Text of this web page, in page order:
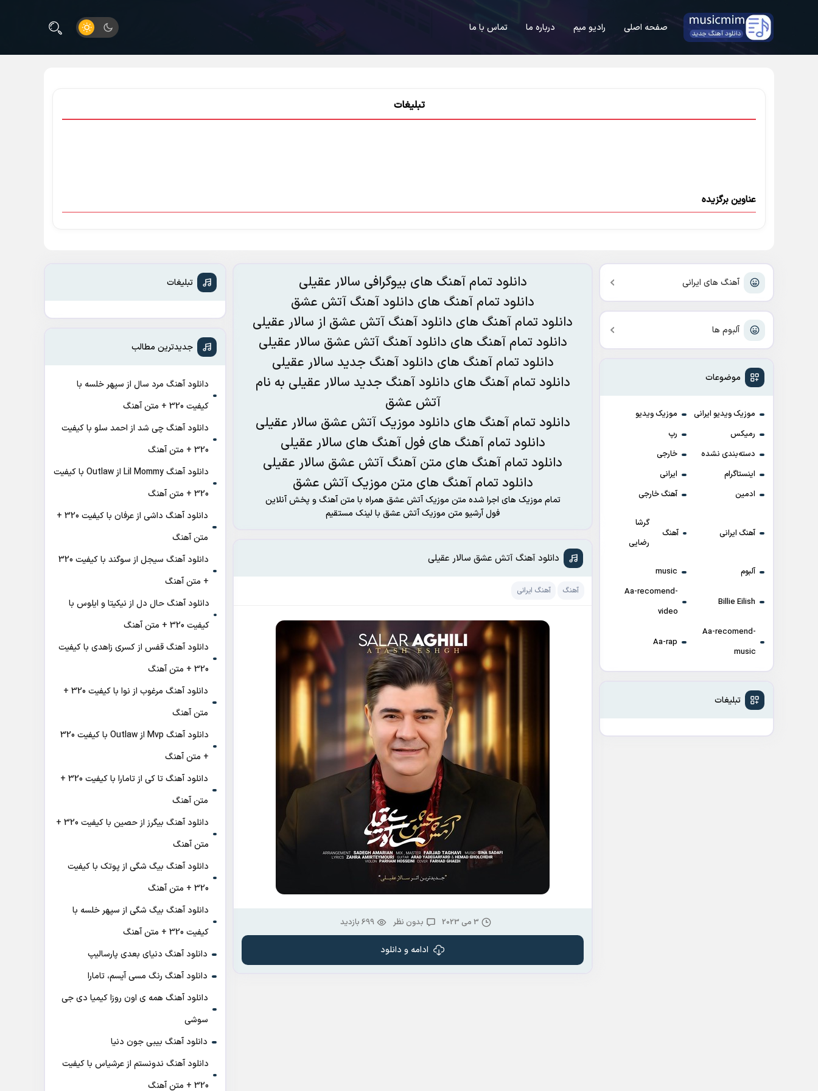
صفحه اصلی رادیو میم درباره ما تماس با ما
تبلیغات
عناوین برگزیده
آهنگ های ایرانی
آلبوم ها
موضوعات
موزیک ویدیو ایرانی
موزیک ویدیو
رمیکس
رپ
دسته‌بندی نشده
خارجی
اینستاگرام
ایرانی
ادمین
آهنگ خارجی
آهنگ ایرانی آهنگ
گرشا
رضایی
آلبوم music
Billie Eilish
Aa-recomend-
video
Aa-recomend-
music
Aa-rap
تبلیغات
دانلود تمام آهنگ های بیوگرافی سالار عقیلی
دانلود تمام آهنگ های دانلود آهنگ آتش عشق
دانلود تمام آهنگ های دانلود آهنگ آتش عشق از سالار عقیلی
دانلود تمام آهنگ های دانلود آهنگ آتش عشق سالار عقیلی
دانلود تمام آهنگ های دانلود آهنگ جدید سالار عقیلی
دانلود تمام آهنگ های دانلود آهنگ جدید سالار عقیلی به نام
آتش عشق
دانلود تمام آهنگ های دانلود موزیک آتش عشق سالار عقیلی
دانلود تمام آهنگ های فول آهنگ های سالار عقیلی
دانلود تمام آهنگ های متن آهنگ آتش عشق سالار عقیلی
دانلود تمام آهنگ های متن موزیک آتش عشق
تمام موزیک های اجرا شده متن موزیک آتش عشق همراه با متن آهنگ و پخش آنلاین
فول آرشیو متن موزیک آتش عشق با لینک مستقیم
دانلود آهنگ آتش عشق سالار عقیلی
آهنگ آهنگ ایرانی
3 می 2023 بدون نظر 699 بازدید
ادامه و دانلود
تبلیغات
جدیدترین مطالب
دانلود آهنگ مرد سال از سپهر خلسه با
کیفیت 320 + متن آهنگ
دانلود آهنگ چی شد از احمد سلو با کیفیت
320 + متن آهنگ
دانلود آهنگ Lil Mommy از Outlaw با کیفیت
320 + متن آهنگ
دانلود آهنگ داشی از عرفان با کیفیت 320 +
متن آهنگ
دانلود آهنگ سیجل از سوگند با کیفیت 320
+ متن آهنگ
دانلود آهنگ حال دل از نیکیتا و ایلوس با
کیفیت 320 + متن آهنگ
دانلود آهنگ قفس از کسری زاهدی با کیفیت
320 + متن آهنگ
دانلود آهنگ مرغوب از نوا با کیفیت 320 +
متن آهنگ
دانلود آهنگ Mvp از Outlaw با کیفیت 320
+ متن آهنگ
دانلود آهنگ تا کی از تامارا با کیفیت 320 +
متن آهنگ
دانلود آهنگ بیگرز از حصین با کیفیت 320 +
متن آهنگ
دانلود آهنگ بیگ شگی از پوتک با کیفیت
320 + متن آهنگ
دانلود آهنگ بیگ شگی از سپهر خلسه با
کیفیت 320 + متن آهنگ
دانلود آهنگ دنیای بعدی پارسالیپ
دانلود آهنگ رنگ مسی آیسم، تامارا
دانلود آهنگ همه ی اون روزا کیمیا دی جی
سوشی
دانلود آهنگ بیبی جون دنیا
دانلود آهنگ ندونستم از عرشیاس با کیفیت
320 + متن آهنگ